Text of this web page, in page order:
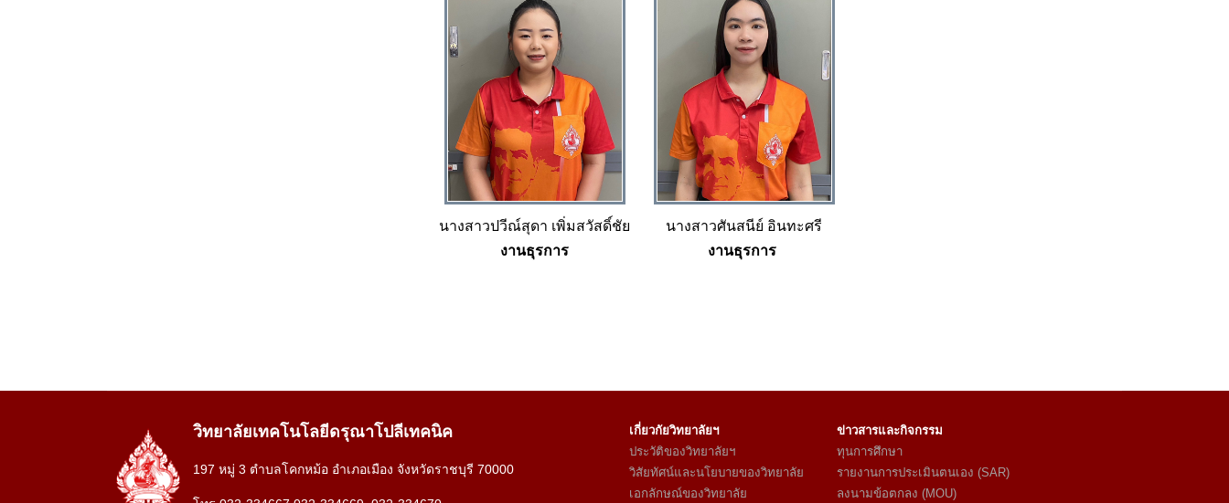
นางสาวปวีณ์สุดา เพิ่มสวัสดิ์ชัย
นางสาวศันสนีย์ อินทะศรี
งานธุรการ
งานธุรการ
วิทยาลัยเทคโนโลยีดรุณาโปลีเทคนิค
197 หมู่ 3 ตำบลโคกหม้อ อำเภอเมือง จังหวัดราชบุรี 70000
เกี่ยวกัยวิทยาลัยฯ
ข่าวสารและกิจกรรม
ประวัติของวิทยาลัยฯ
ทุนการศึกษา
วิสัยทัศน์และนโยบายของวิทยาลัย
รายงานการประเมินตนเอง (SAR)
เอกลักษณ์ของวิทยาลัย
ลงนามข้อตกลง (MOU)